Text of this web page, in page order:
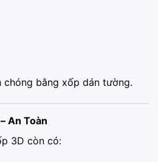
bằng xốp dán tường.
An Toàn
3D còn có: